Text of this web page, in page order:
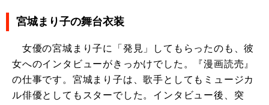
宮城まり子の舞台衣装
女優の宮城まり子に「発見」してもらったのも、彼
女へのインタビューがきっかけでした。『漫画読売』
の仕事です。宮城まり子は、歌手としてもミュージカ
ル俳優としてもスターでした。インタビュー後、突